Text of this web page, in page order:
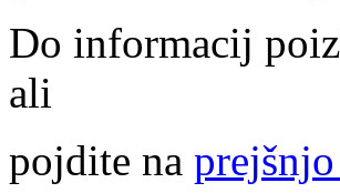
Do informacij
ali
pojdite na